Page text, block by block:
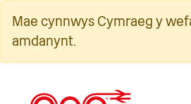
cynnwys
Mae cynnwys Cymraeg y
amdanynt.